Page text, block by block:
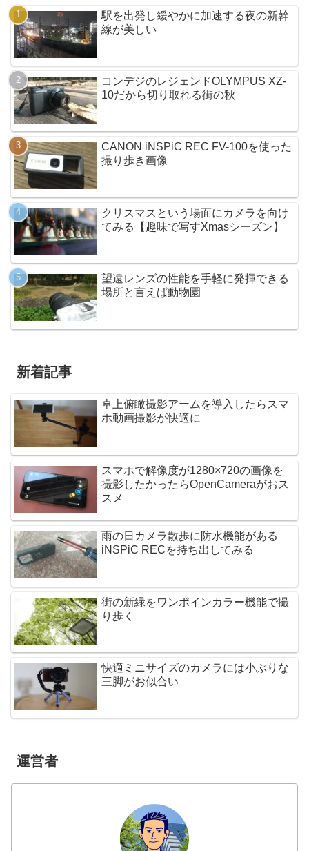
駅を出発し緩やかに加速する夜の新幹
線が美しい
コンデジのレジェンドOLYMPUS XZ-
10だから切り取れる街の秋
CANON iNSPiC REC FV-100を使った
撮り歩き画像
クリスマスという場面にカメラを向け
てみる【趣味で写すXmasシーズン】
望遠レンズの性能を手軽に発揮できる
場所と言えば動物園
新着記事
卓上俯瞰撮影アームを導入したらスマ
ホ動画撮影が快適に
スマホで解像度が1280×720の画像を
撮影したかったらOpenCameraがおス
スメ
雨の日カメラ散歩に防水機能がある
iNSPiC RECを持ち出してみる
街の新緑をワンポインカラー機能で撮
り歩く
快適ミニサイズのカメラには小ぶりな
三脚がお似合い
運営者